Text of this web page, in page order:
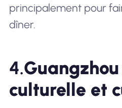
principalement pour
dîner.
4.
culturelle et